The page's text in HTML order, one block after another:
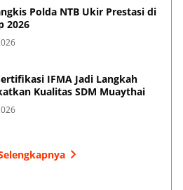
Polda NTB Ukir Prestasi di
2026
IFMA Jadi Langkah
Kualitas SDM Muaythai